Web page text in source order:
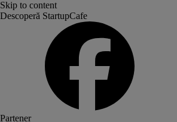
Skip to content
Descoperă StartupCafe
Partener